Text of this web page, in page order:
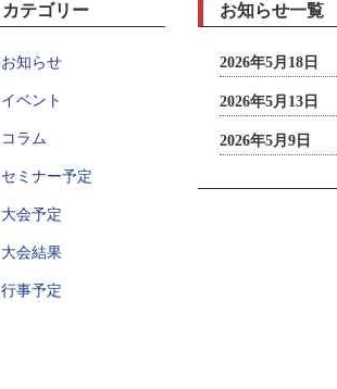
カテゴリー
お知らせ
イベント
コラム
セミナー予定
大会予定
大会結果
行事予定
お知らせ一覧
2026年5月18日
2026年5月13日
2026年5月9日